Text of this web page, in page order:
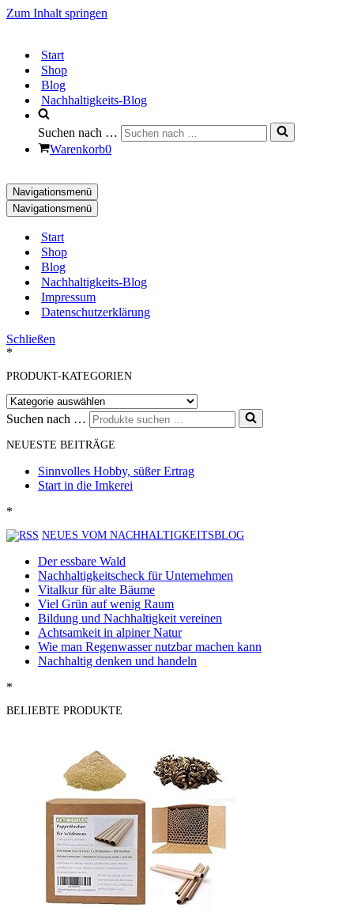
Zum Inhalt springen
Start
Shop
Blog
Nachhaltigkeits-Blog
Suchen nach …
Warenkorb0
Navigationsmenü
Navigationsmenü
Start
Shop
Blog
Nachhaltigkeits-Blog
Impressum
Datenschutzerklärung
Schließen
*
PRODUKT-KATEGORIEN
Suchen nach …
NEUESTE BEITRÄGE
Sinnvolles Hobby, süßer Ertrag
Start in die Imkerei
*
NEUES VOM NACHHALTIGKEITSBLOG
Der essbare Wald
Nachhaltigkeitscheck für Unternehmen
Vitalkur für alte Bäume
Viel Grün auf wenig Raum
Bildung und Nachhaltigkeit vereinen
Achtsamkeit in alpiner Natur
Wie man Regenwasser nutzbar machen kann
Nachhaltig denken und handeln
*
BELIEBTE PRODUKTE